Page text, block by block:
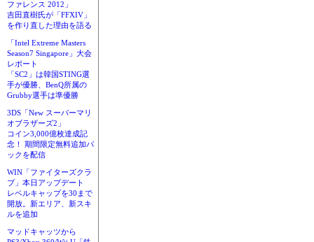
ファレンス 2012」
吉田直樹氏が「FFXIV」
を作り直した理由を語る
「Intel Extreme Masters
Season7 Singapore」大会
レポート
「SC2」は韓国STING選
手が優勝、BenQ所属の
Grubby選手は準優勝
3DS「New スーパーマリ
オブラザーズ2」
コイン3,000億枚達成記
念！ 期間限定無料追加パ
ックを配信
WIN「ファイターズクラ
ブ」本日アップデート
レベルキャップを30まで
開放。新エリア、新スキ
ルを追加
マッドキャッツから